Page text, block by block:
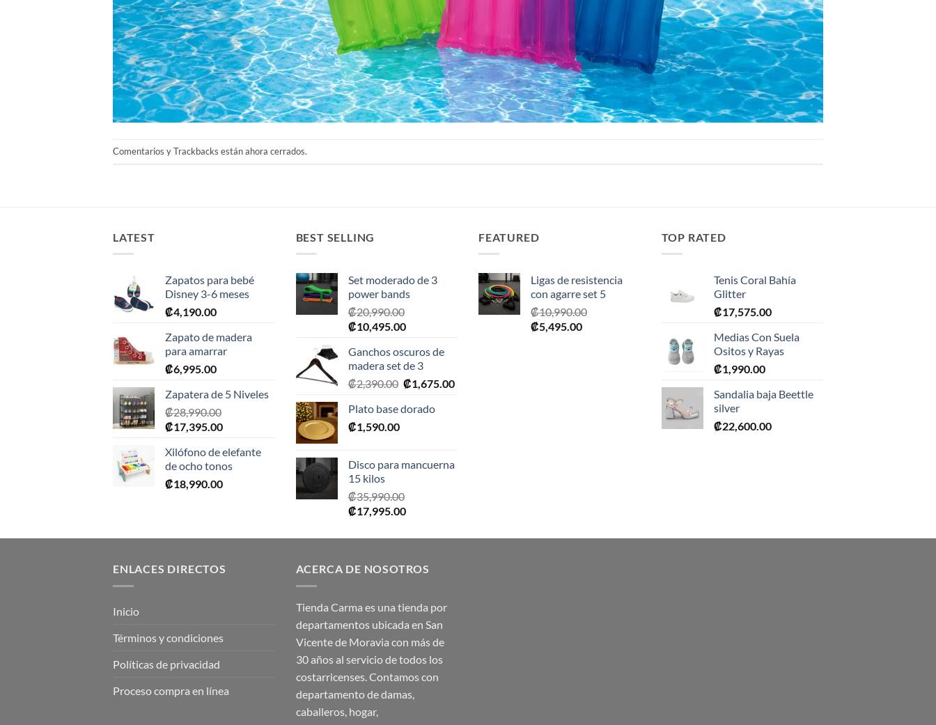
Comentarios y Trackbacks están ahora cerrados.
LATEST
Zapatos para bebé
Disney 3-6 meses
₡4,190.00
Zapato de madera
para amarrar
₡6,995.00
Zapatera de 5 Niveles
₡28,990.00
El
original
era:
₡28,990.00.
₡17,395.00El
actual
es:
₡17,395.00.
Xilófono de elefante
de ocho tonos
₡18,990.00
BEST SELLING
Set moderado de 3
power bands
₡20,990.00
El
original
era:
₡20,990.00.
₡10,495.00El
actual
es:
₡10,495.00.
Ganchos oscuros de
madera set de 3
₡2,390.00 El
original
₡1,675.00El
Plato base dorado
₡1,590.00
Disco para mancuerna
15 kilos
₡35,990.00
El
original
₡35,990.00.
₡17,995.00El
actual
₡17,995.00.
FEATURED
Ligas de resistencia
con agarre set 5
₡10,990.00
El
₡5,495.00El
TOP RATED
Tenis Coral Bahía
Glitter
₡17,575.00
Medias Con Suela
Ositos y Rayas
₡1,990.00
Sandalia baja Beettle
silver
₡22,600.00
ENLACES DIRECTOS
Inicio
Términos y condiciones
Políticas de privacidad
Proceso compra en línea
ACERCA DE NOSOTROS
Tienda Carma es una tienda por
departamentos ubicada en San
Vicente de Moravia con más de
30 años al servicio de todos los
costarricenses. Contamos con
departamento de damas,
caballeros, hogar,